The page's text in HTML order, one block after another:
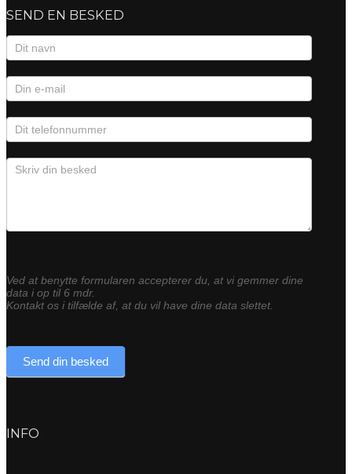
SEND EN BESKED
Kontaktformular
Ved at benytte formularen accepterer du, at vi gemmer dine
data i op til 6 mdr.
Kontakt os i tilfælde af, at du vil have dine data slettet.
Send din besked
INFO